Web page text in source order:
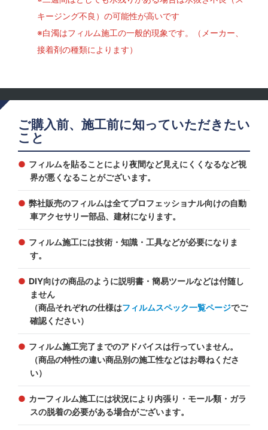
キージング不良）の可能性が高いです
※白濁はフィルム施工の一般的現象です。（メーカー、
接着剤の種類によります）
ご購入前、施工前に知っていただきたい
こと
フィルムを貼ることにより夜間など見えにくくなるなど視
界が悪くなることがございます。
弊社販売のフィルムは全てプロフェッショナル向けの自動
車アクセサリー部品、建材になります。
フィルム施工には技術・知識・工具などが必要になりま
す。
DIY向けの商品のように説明書・簡易ツールなどは付随し
ません
（商品それぞれの仕様はフィルムスペック一覧ページでご
確認ください）
フィルム施工完了までのアドバイスは行っていません。
（商品の特性の違い商品別の施工性などはお尋ねくださ
い）
カーフィルム施工には状況により内張り・モール類・ガラ
スの脱着の必要がある場合がございます。